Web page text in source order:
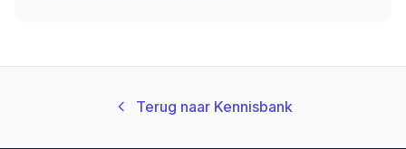
Terug naar Kennisbank